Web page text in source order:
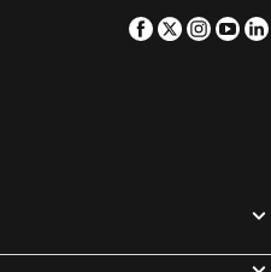
Campo di Giove, bed and breakfasts
Canosa Sannita, bed and breakfasts
Facebook
Twitter